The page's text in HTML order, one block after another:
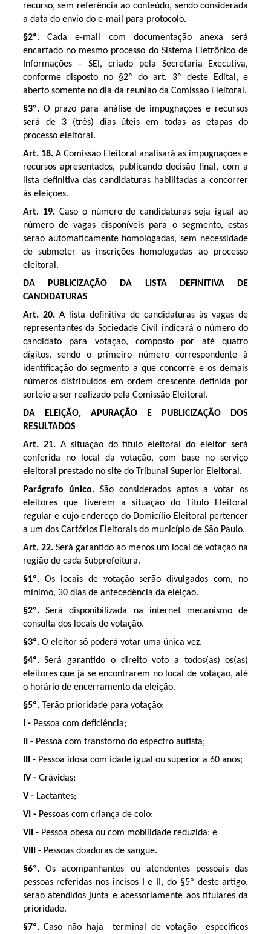
recurso, sem referência ao conteúdo, sendo considerada
a data do envio do e-mail para protocolo.
§2º. Cada e-mail com documentação anexa será
encartado no mesmo processo do Sistema Eletrônico de
Informações – SEI, criado pela Secretaria Executiva,
conforme disposto no §2º do art. 3º deste Edital, e
aberto somente no dia da reunião da Comissão Eleitoral.
§3º. O prazo para análise de impugnações e recursos
será de 3 (três) dias úteis em todas as etapas do
processo eleitoral.
Art. 18. A Comissão Eleitoral analisará as impugnações e
recursos apresentados, publicando decisão final, com a
lista definitiva das candidaturas habilitadas a concorrer
às eleições.
Art. 19. Caso o número de candidaturas seja igual ao
número de vagas disponíveis para o segmento, estas
serão automaticamente homologadas, sem necessidade
de submeter as inscrições homologadas ao processo
eleitoral.
DA PUBLICIZAÇÃO DA LISTA DEFINITIVA DE
CANDIDATURAS
Art. 20. A lista definitiva de candidaturas às vagas de
representantes da Sociedade Civil indicará o número do
candidato para votação, composto por até quatro
dígitos, sendo o primeiro número correspondente à
identificação do segmento a que concorre e os demais
números distribuídos em ordem crescente definida por
sorteio a ser realizado pela Comissão Eleitoral.
DA ELEIÇÃO, APURAÇÃO E PUBLICIZAÇÃO DOS
RESULTADOS
Art. 21. A situação do título eleitoral do eleitor será
conferida no local da votação, com base no serviço
eleitoral prestado no site do Tribunal Superior Eleitoral.
Parágrafo único.São considerados aptos a votar os
eleitores que tiverem a situação do Título Eleitoral
regular e cujo endereço do Domicílio Eleitoral pertencer
a um dos Cartórios Eleitorais do município de São Paulo.
Art. 22. Será garantido ao menos um local de votação na
região de cada Subprefeitura.
§1º. Os locais de votação serão divulgados com, no
mínimo, 30 dias de antecedência da eleição.
§2º. Será disponibilizada na internet mecanismo de
consulta dos locais de votação.
§3º.O eleitor só poderá votar uma única vez.
§4º.Será garantido o direito voto a todos(as) os(as)
eleitores que já se encontrarem no local de votação, até
o horário de encerramento da eleição.
§5º. Terão prioridade para votação:
I - Pessoa com deficiência;
II - Pessoa com transtorno do espectro autista;
III - Pessoa idosa com idade igual ou superior a 60 anos;
IV - Grávidas;
V -Lactantes;
VI - Pessoas com criança de colo;
VII - Pessoa obesa ou com mobilidade reduzida; e
VIII -Pessoas doadoras de sangue.
§6º. Os acompanhantes ou atendentes pessoais das
pessoas referidas nos incisos I e II, do §5º deste artigo,
serão atendidos junta e acessoriamente aos titulares da
prioridade.
§7º.Caso não haja terminal de votação específicos